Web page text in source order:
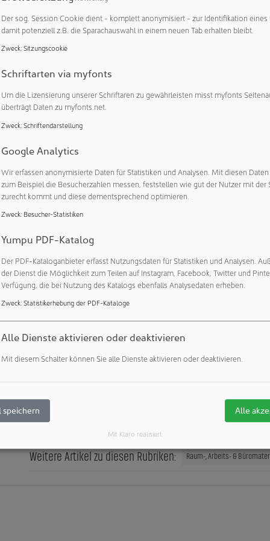
stoßen Flip-Off-Kappen an ihre Grenzen, da
steigen die Anforderungen an digitale Lösungen, um
zu automatisieren und transparenter zu gestalten. Vor
in Kooperation mit OECHSLERhealth, einem globalen
innovative Cap-Lock Lösung speziell für Vials entwickelt.
von Schreiner MediPharm basiert auf einem besonderen,
Eine von OECHSLERhealth konzipierte
und verzahnt sich fest mit der Flip-Off-Kappe. Da
aufweisen, lässt sich das Label von Schreiner MediPharm
wird das Cap-Lock Label irreversibel zerstört, die
Wiederaufsetzen der Kappe nicht möglich.
hinaus eröffnet Cap-Lock für Vials vielfältige
das Label integrierter RFID-Chip ermöglicht die digitale
Vials auf Unit Level. Dadurch können bereits geöffnete
und Prozesse im Medikamentenmanagement, etwa im
erlaubt die Integration einer NFC-Funktionalität die
Smartphone und leistet damit einen wichtigen Beitrag zum
für alle gängigen Vialgrößen adaptierbar und unterstützt
vom Abfüllprozess bis zur Anwendung beim
aus eindeutiger Erstöffnungsanzeige und digitaler
und digitale Mehrwerte innovativ verbinden lassen. Somit
überzeugende Antworten auf steigende
und Automatisierung entlang der Pharma Supply
Weitere Artikel zu diesen Rubriken: Raum-, Arbeits- &
Der sog. Session Cookie dient - komplett anonymisiert - zur Identifikation eines
damit potenziell z.B. die Sparachauswahl in einem neuen Tab erhalten bleibt.
Zweck: Sitzungscookie
Schriftarten via myfonts
Um die Lizensierung unserer Schriftaren zu gewährleisten misst myfonts
überträgt Daten zu myfonts.net.
Zweck: Schriftendarstellung
Google Analytics
Wir erfassen anonymisierte Daten für Statistiken und Analysen. Mit diesen
zum Beispiel die Besucherzahlen messen, feststellen wie gut der Nutzer mit der
zurecht kommt und diese dementsprechend optimieren.
Zweck: Besucher-Statistiken
Yumpu PDF-Katalog
Der PDF-Kataloganbieter erfasst Nutzungsdaten für Statistiken und Analysen.
der Dienst die Möglichkeit zum Teilen auf Instagram, Facebook, Twitter und
Verfügung, die bei Nutzung des Katalogs ebenfalls Analysedaten erheben.
Zweck: Statistikerhebung der PDF-Kataloge
Alle Dienste aktivieren oder deaktivieren
Mit diesem Schalter können Sie alle Dienste aktivieren oder deaktivieren.
speichern Alle
Mit Klaro realisiert